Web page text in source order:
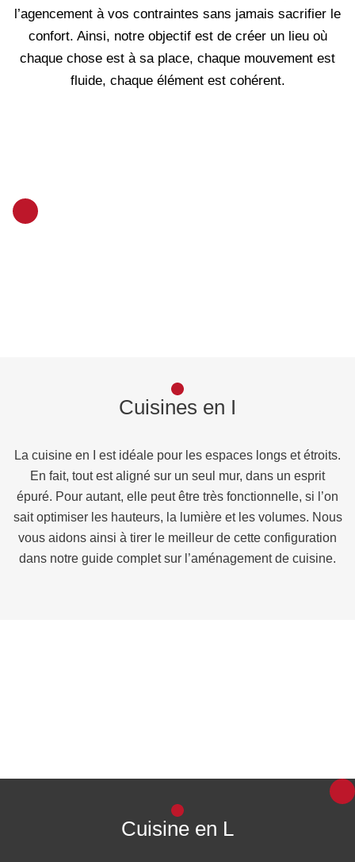
l’agencement à vos contraintes sans jamais sacrifier le
confort. Ainsi, notre objectif est de créer un lieu où
chaque chose est à sa place, chaque mouvement est
fluide, chaque élément est cohérent.
Cuisines en I
La cuisine en I est idéale pour les espaces longs et étroits.
En fait, tout est aligné sur un seul mur, dans un esprit
épuré. Pour autant, elle peut être très fonctionnelle, si l’on
sait optimiser les hauteurs, la lumière et les volumes. Nous
vous aidons ainsi à tirer le meilleur de cette configuration
dans notre guide complet sur l’aménagement de cuisine.
Cuisine en L